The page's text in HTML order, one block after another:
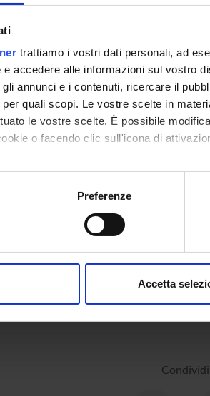
trattiamo i vostri dati personali, ad
accedere alle informazioni sul vostro
annunci e i contenuti, ricercare il
quali scopi. Le vostre scelte in
le vostre scelte. È possibile
o facendo clic sull'icona di
anche:
sulla tua posizione geografica,
consenso in qualsiasi momento dalla
Preferenze
Accetta
NOME
di formazione
il
della
per
attività di
didattico
nella
T.i.c. 75 nuove
l'apprendimento per
primaria (2023/
Condividi